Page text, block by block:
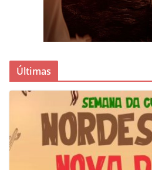
Últimas